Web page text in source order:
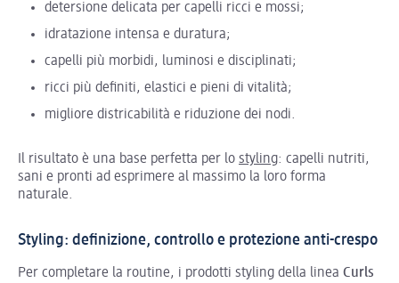
detersione delicata per capelli ricci e mossi;
idratazione intensa e duratura;
capelli più morbidi, luminosi e disciplinati;
ricci più definiti, elastici e pieni di vitalità;
migliore districabilità e riduzione dei nodi.
Il risultato è una base perfetta per lo styling: capelli nutriti,
sani e pronti ad esprimere al massimo la loro forma
naturale.
Styling: definizione, controllo e protezione anti-crespo
Per completare la routine, i prodotti styling della linea Curls